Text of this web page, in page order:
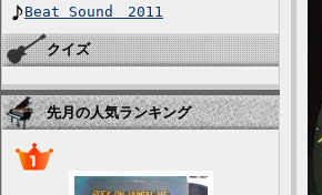
Beat Sound 2011
クイズ
先月の人気ランキング